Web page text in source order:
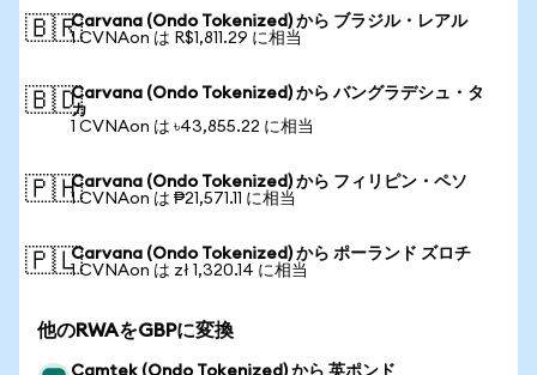
🇧🇷Carvana (Ondo Tokenized) から ブラジル・レアル
1 CVNAon は R$1,811.29 に相当
🇧🇩Carvana (Ondo Tokenized) から バングラデシュ・タ
カ
1 CVNAon は ৳43,855.22 に相当
🇵🇭Carvana (Ondo Tokenized) から フィリピン・ペソ
1 CVNAon は ₱21,571.11 に相当
🇵🇱Carvana (Ondo Tokenized) から ポーランド ズロチ
1 CVNAon は zł 1,320.14 に相当
他のRWAをGBPに変換
Camtek (Ondo Tokenized) から 英ポンド